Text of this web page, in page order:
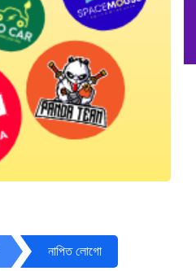
নাপিত লোগো